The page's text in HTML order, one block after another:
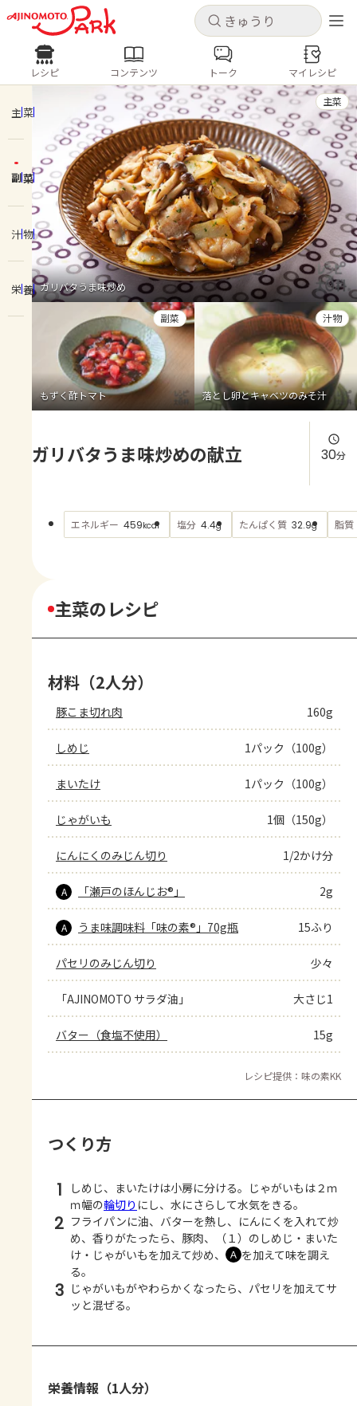
キャンセル
ログインするとレシピを保存できます
ログイン 新規登録
ホーム
コンテンツ
レシピ
トーク
よくあるお問い合わせ
お買い物
AJINOMOTO PARK とは
キャンセル
レシピ コンテンツ
人気の食材・レシピ
きゅうり なす トマト
とうもろこし
ピーマン
みょうが ゴーヤ
レシピ コンテンツ トーク マイレシピ
主菜
副菜
汁物
栄養 ガリバタうま味炒め
主菜
もずく酢トマト
副菜
落とし卵とキャベツのみそ汁
汁物
ガリバタうま味炒めの献立 30分
エネルギー 459kcal 塩分 4.4g たんぱく質 32.9g 脂質
主菜のレシピ
材料（2人分）
豚こま切れ肉 160g
しめじ 1パック（100g）
まいたけ 1パック（100g）
じゃがいも 1個（150g）
にんにくのみじん切り 1/2かけ分
A 「瀬戸のほんじお®」 2g
A うま味調味料「味の素®」70g瓶 15ふり
パセリのみじん切り 少々
「AJINOMOTO サラダ油」 大さじ1
バター（食塩不使用） 15g
レシピ提供：味の素KK
つくり方
1
しめじ、まいたけは小房に分ける。じゃがいもは２ｍ
ｍ幅の輪切り にし、水にさらして水気をきる。
2 フライパンに油、バターを熱し、にんにくを入れて炒
め、香りがたったら、豚肉、（１）のしめじ・まいた
け・じゃがいもを加えて炒め、
Ａ を加えて味を調え
る。
3 じゃがいもがやわらかくなったら、パセリを加えてサ
ッと混ぜる。
栄養情報（1人分）